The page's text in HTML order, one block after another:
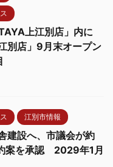
上江別店」内に
別店」9月末オープン
江別市情報
建設へ、市議会が約
案を承認 2029年1月